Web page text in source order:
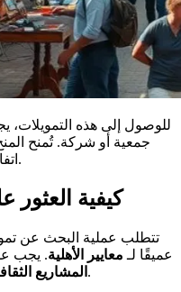
للوصول إلى هذه التمويلات،
جمعية أو شركة. تُمنح
اتفاقية أهداف بين الهيكل والجهة الممولة.
كيفية
تتطلب عملية البحث عن
عميقًا لـ معايير الأهلية. يجب
المشاريع والفرص التمويلية المتنوعة المتاحة.